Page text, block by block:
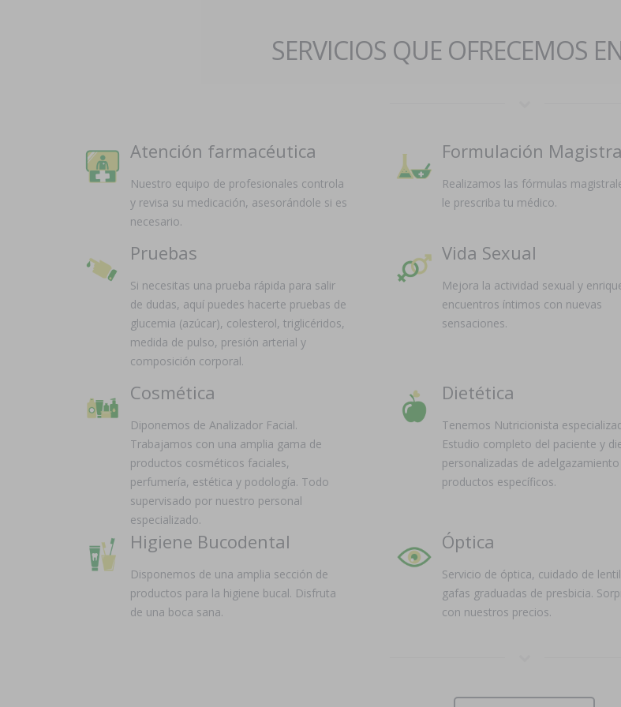
SERVICIOS QUE OFRECEMOS
Atención farmacéutica
Nuestro equipo de profesionales controla
y revisa su medicación, asesorándole si es
necesario.
Formulación
Realizamos las fórmulas
le prescriba tu médico.
Pruebas
Si necesitas una prueba rápida para salir
de dudas, aquí puedes hacerte pruebas de
glucemia (azúcar), colesterol, triglicéridos,
medida de pulso, presión arterial y
composición corporal.
Vida Sexual
Mejora la actividad sexual y
encuentros íntimos con nuevas
sensaciones.
Cosmética
Diponemos de Analizador Facial.
Trabajamos con una amplia gama de
productos cosméticos faciales,
perfumería, estética y podología. Todo
supervisado por nuestro personal
especializado.
Dietética
Tenemos Nutricionista
Estudio completo del paciente y
personalizadas de
productos específicos.
Higiene Bucodental
Disponemos de una amplia sección de
productos para la higiene bucal. Disfruta
de una boca sana.
Óptica
Servicio de óptica, cuidado de
gafas graduadas de presbicia.
con nuestros precios.